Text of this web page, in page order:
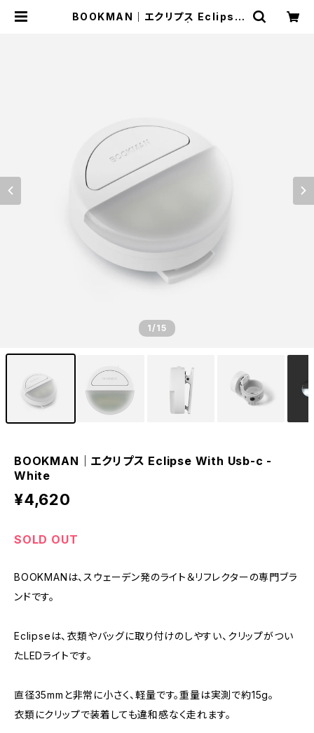
BOOKMAN｜エクリプス Eclipse
1/15
BOOKMAN｜エクリプス Eclipse With Usb-c -
White
¥4,620
SOLD OUT
BOOKMANは、スウェーデン発のライト＆リフレクターの専門ブラ
ンドです。
Eclipseは、衣類やバッグに取り付けのしやすい、クリップがつい
たLEDライトです。
直径35mmと非常に小さく、軽量です。重量は実測で約15g。
衣類にクリップで装着しても違和感なく走れます。